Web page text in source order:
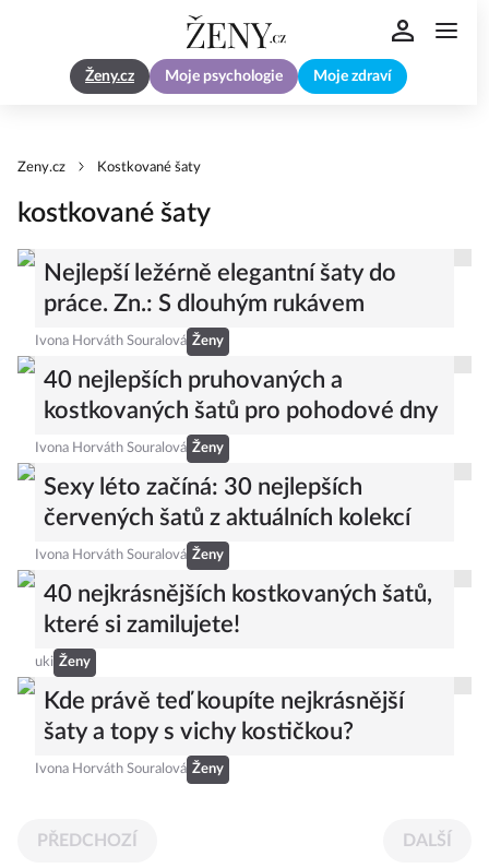
Ženy.cz Moje psychologie Moje zdraví
Zeny.cz Kostkované šaty
kostkované šaty
Nejlepší ležérně elegantní šaty do
práce. Zn.: S dlouhým rukávem
Ivona Horváth Souralová Ženy
40 nejlepších pruhovaných a
kostkovaných šatů pro pohodové dny
Ivona Horváth Souralová Ženy
Sexy léto začíná: 30 nejlepších
červených šatů z aktuálních kolekcí
Ivona Horváth Souralová Ženy
40 nejkrásnějších kostkovaných šatů,
které si zamilujete!
uki Ženy
Kde právě teď koupíte nejkrásnější
šaty a topy s vichy kostičkou?
Ivona Horváth Souralová Ženy
PŘEDCHOZÍ DALŠÍ